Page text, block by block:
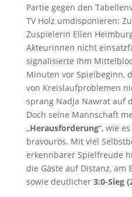
Partie gegen den
TV Holz umdisponieren:
Zuspielerin Ellen
Akteurinnen nicht
signalisierte ihm
Minuten vor Spielbeginn,
von Kreislaufproblemen
sprang Nadja Nawrat auf
Doch seine Mannschaft
„Herausforderung“, wie
bravourös. Mit viel
erkennbarer Spielfreude
die Gäste auf Distanz, am
sowie deutlicher 3:0-Sieg